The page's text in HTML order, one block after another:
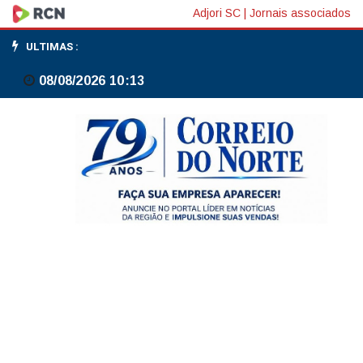
Bolsas
em
NY
fecham
Adjori SC Jornais associados
ULTIMAS :
08/08/2026 10:13